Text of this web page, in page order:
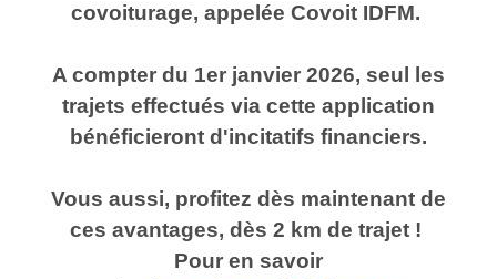
covoiturage, appelée Covoit IDFM.
A compter du 1er janvier 2026, seul les
trajets effectués via cette application
bénéficieront d'incitatifs financiers.
Vous aussi, profitez dès maintenant de
ces avantages, dès 2 km de trajet !
Pour en savoir